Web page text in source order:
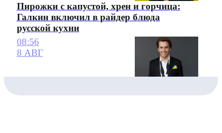
Пирожки с капустой, хрен и горчица:
Галкин включил в райдер блюда
русской кухни
08:56
8 АВГ